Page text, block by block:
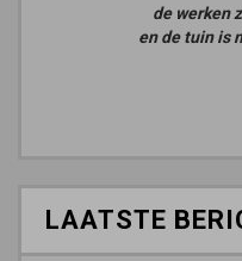
de werken
en de tuin is
LAATSTE